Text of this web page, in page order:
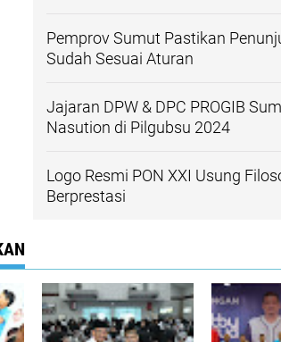
Pemprov Sumut Pastikan
Sudah Sesuai Aturan
Jajaran DPW & DPC PROGIB
Nasution di Pilgubsu 2024
Logo Resmi PON XXI Usung
Berprestasi